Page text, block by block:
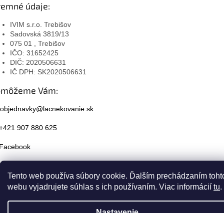
Tento web používa súbory cookie. Ďalším prechádzaním
webu vyjadrujete súhlas s ich používaním. Viac informácií tu.
údaje:
IVIM s.r.o. Trebišov
Sadovská 3819/13
075 01 , Trebišov
IČO: 31652425
DIČ: 2020506631
IČ DPH: SK2020506631
Vám:
objednavky@lacnekovanie.sk
907 880 625